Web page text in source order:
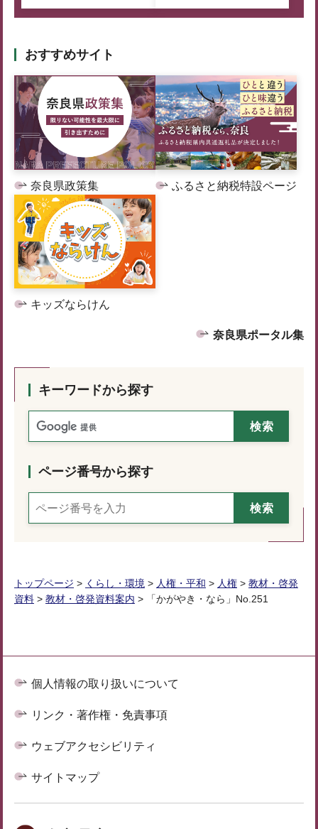
おすすめサイト
奈良県政策集 ふるさと納税特設ページ
キッズならけん
奈良県ポータル集
キーワードから探す
ページ番号から探す
トップページ > くらし・環境 > 人権・平和 > 人権 > 教材・啓発
資料 > 教材・啓発資料案内 > 「かがやき・なら」No.251
個人情報の取り扱いについて
リンク・著作権・免責事項
ウェブアクセシビリティ
サイトマップ